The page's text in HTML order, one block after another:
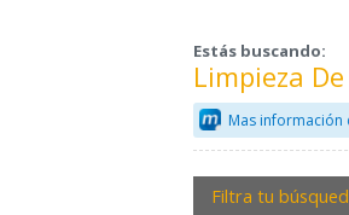
Estás buscando:
Limpieza
Mas
Filtra tu